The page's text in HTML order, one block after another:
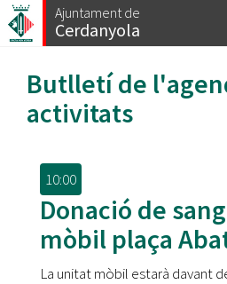
Vés
al
Ajuntament de
Cerdanyola
Butlletí de
activitats
10:00
Donació de
mòbil plaça
La unitat mòbil estarà davant